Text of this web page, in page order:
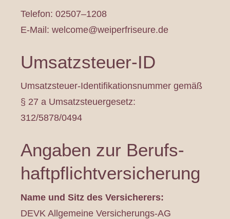
Telefon: 02507–1208
E-Mail: welcome@weiperfriseure.de
Umsatzsteuer-ID
Umsatzsteuer-Identifikationsnummer gemäß
§ 27 a Umsatzsteuergesetz:
312/5878/0494
Angaben zur Berufs­
haftpflicht­versicherung
Name und Sitz des Versicherers:
DEVK Allgemeine Versicherungs-AG